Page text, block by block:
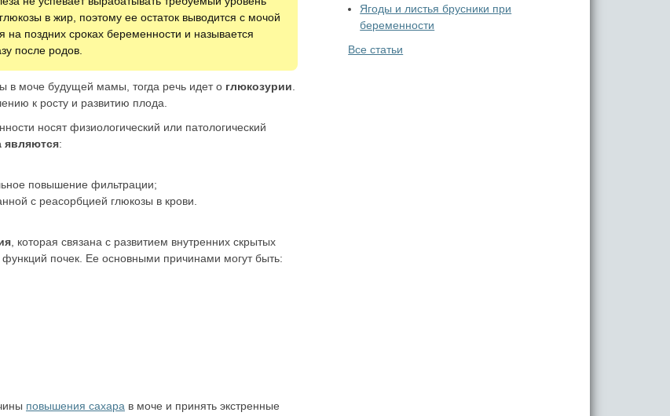
в жир, поэтому ее остаток выводится с мочой
поздних сроках беременности и называется
после родов.
в моче будущей мамы, тогда речь идет о глюкозурии
к росту и развитию плода.
носят физиологический или патологический
являются:
повышение фильтрации;
с реасорбцией глюкозы в крови.
, которая связана с развитием внутренних скрытых
почек. Ее основными причинами могут быть:
повышения сахара в моче и принять экстренные
Ягоды и листья брусники при
беременности
Все статьи